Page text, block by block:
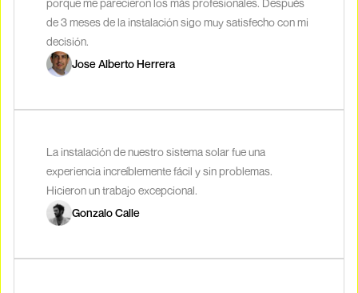
porque me parecieron los más profesionales. Después
de 3 meses de la instalación sigo muy satisfecho con mi
decisión.
Jose Alberto Herrera
La instalación de nuestro sistema solar fue una
experiencia increíblemente fácil y sin problemas.
Hicieron un trabajo excepcional.
Gonzalo Calle